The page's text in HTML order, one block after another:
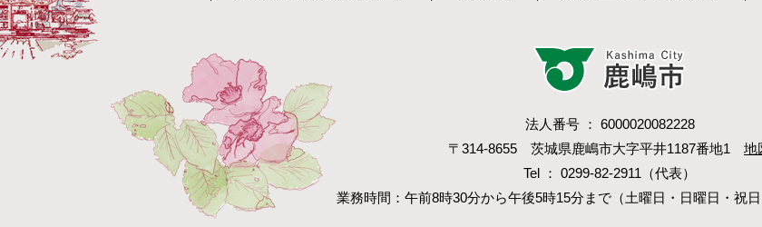
法人番号 ： 6000020082228
〒314-8655 茨城県鹿嶋市大字平井1187番地1 地
Tel ： 0299-82-2911（代表）
業務時間：午前8時30分から午後5時15分まで（土曜日・日曜日・祝日